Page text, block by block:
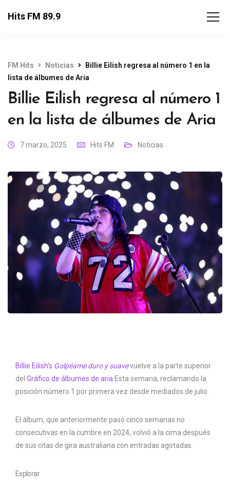
Hits FM 89.9
FM Hits Noticias
Billie Eilish regresa al número 1 en la
lista de álbumes de Aria
Billie Eilish regresa al número 1
en la lista de álbumes de Aria
7 marzo, 2025 Hits FM Noticias
Billie Eilish's Golpéame duro y suavevuelve a la parte superior
del Gráfico de álbumes de aria Esta semana, reclamando la
posición número 1 por primera vez desde mediados de julio.
El álbum, que anteriormente pasó cinco semanas no
consecutivas en la cumbre en 2024, volvió a la cima después
de sus citas de gira australiana con entradas agotadas.
Explorar